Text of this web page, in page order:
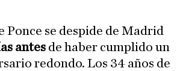
Ponce se despide de Madrid
antes de haber cumplido un
redondo. Los 34 años de